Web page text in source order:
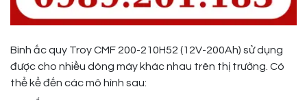
Bình ắc quy Troy CMF 200-210H52 (12V-200Ah) sử dụng
được cho nhiều dòng máy khác nhau trên thị trường. Có
thể kể đến các mô hình sau: